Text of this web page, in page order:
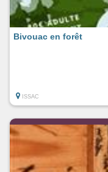
Bivouac en forêt
ISSAC